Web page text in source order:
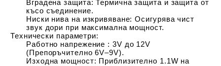
Вградена защита: Термична защита и защита от
късо съединение.
Ниски нива на изкривяване: Осигурява чист
звук дори при максимална мощност.
Технически параметри:
Работно напрежение : 3V до 12V
(Препоръчително 6V–9V).
Изходна мощност: Приблизително 1.1W на